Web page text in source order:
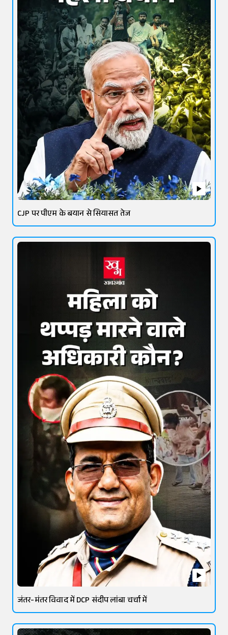
CJP पर पीएम के बयान से सियासत तेज
जंतर-मंतर विवाद में DCP संदीप लांबा चर्चा में